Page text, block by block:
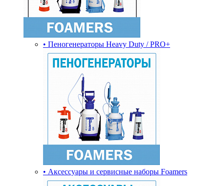
• Пеногенераторы Heavy Duty / PRO+
• Аксессуары и сервисные наборы Foamers